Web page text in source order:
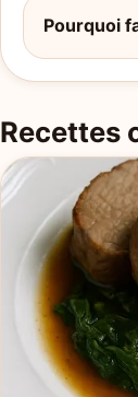
Pourquoi
Recettes